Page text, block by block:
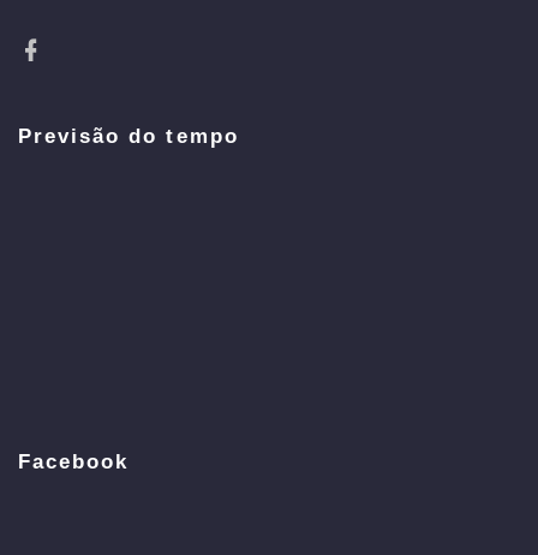
Previsão do tempo
Facebook